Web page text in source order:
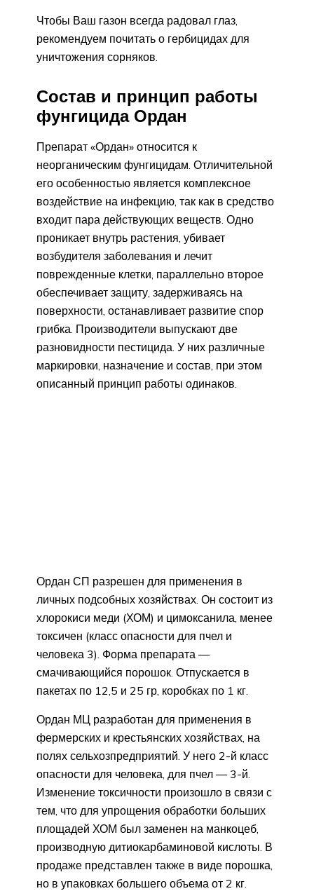
Чтобы Ваш газон всегда радовал глаз,
рекомендуем почитать о гербицидах для
уничтожения сорняков.
Состав и принцип работы
фунгицида Ордан
Препарат «Ордан» относится к
неорганическим фунгицидам. Отличительной
его особенностью является комплексное
воздействие на инфекцию, так как в средство
входит пара действующих веществ. Одно
проникает внутрь растения, убивает
возбудителя заболевания и лечит
поврежденные клетки, параллельно второе
обеспечивает защиту, задерживаясь на
поверхности, останавливает развитие спор
грибка. Производители выпускают две
разновидности пестицида. У них различные
маркировки, назначение и состав, при этом
описанный принцип работы одинаков.
Ордан СП разрешен для применения в
личных подсобных хозяйствах. Он состоит из
хлорокиси меди (ХОМ) и цимоксанила, менее
токсичен (класс опасности для пчел и
человека 3). Форма препарата —
смачивающийся порошок. Отпускается в
пакетах по 12,5 и 25 гр, коробках по 1 кг.
Ордан МЦ разработан для применения в
фермерских и крестьянских хозяйствах, на
полях сельхозпредприятий. У него 2-й класс
опасности для человека, для пчел — 3-й.
Изменение токсичности произошло в связи с
тем, что для упрощения обработки больших
площадей ХОМ был заменен на манкоцеб,
производную дитиокарбаминовой кислоты. В
продаже представлен также в виде порошка,
но в упаковках большего объема от 2 кг.